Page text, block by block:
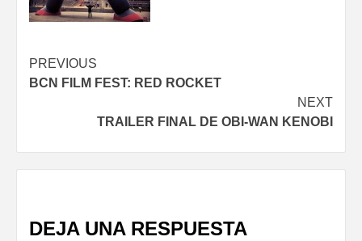
Continue
Reading
PREVIOUS
BCN FILM FEST: RED ROCKET
NEXT
TRAILER FINAL DE OBI-WAN KENOBI
DEJA UNA RESPUESTA